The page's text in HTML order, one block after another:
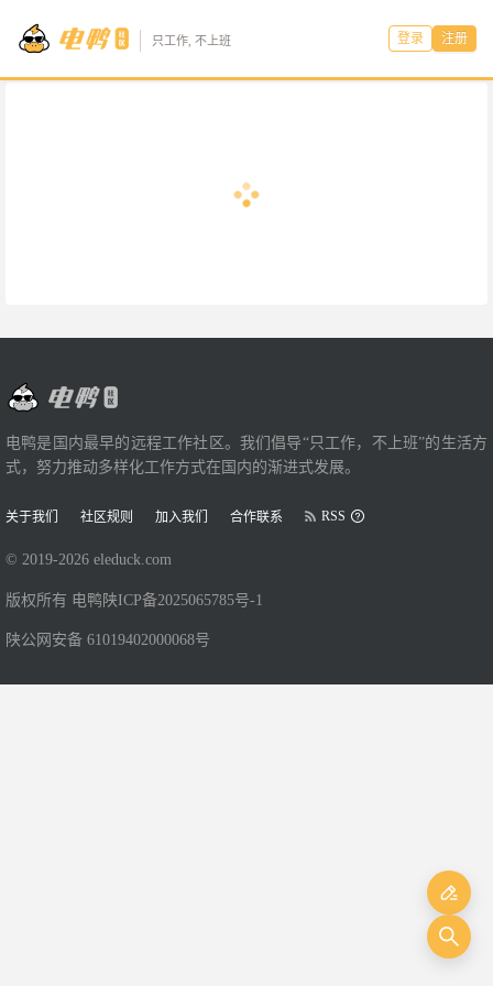
只工作, 不上班 登录 注册
电鸭是国内最早的远程工作社区。我们倡导“只工作，不上班”的生活方
式，努力推动多样化工作方式在国内的渐进式发展。
关于我们 社区规则 加入我们 合作联系 RSS
© 2019-2026 eleduck.com
版权所有 电鸭 陕ICP备2025065785号-1
陕公网安备 61019402000068号